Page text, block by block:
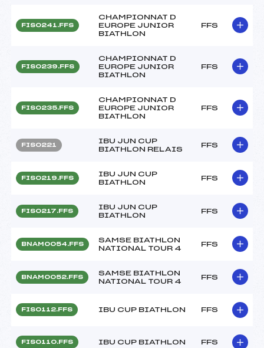
FIS0241.FFS
CHAMPIONNAT D
EUROPE JUNIOR
BIATHLON
FFS
FIS0239.FFS
CHAMPIONNAT D
EUROPE JUNIOR
BIATHLON
FFS
FIS0235.FFS
CHAMPIONNAT D
EUROPE JUNIOR
BIATHLON
FFS
FIS0221
IBU JUN CUP
BIATHLON RELAIS
FFS
FIS0219.FFS
IBU JUN CUP
BIATHLON
FFS
FIS0217.FFS
IBU JUN CUP
BIATHLON
FFS
BNAM0054.FFS
SAMSE BIATHLON
NATIONAL TOUR 4
FFS
BNAM0052.FFS
SAMSE BIATHLON
NATIONAL TOUR 4
FFS
FIS0112.FFS IBU CUP BIATHLON FFS
FIS0110.FFS IBU CUP BIATHLON FFS